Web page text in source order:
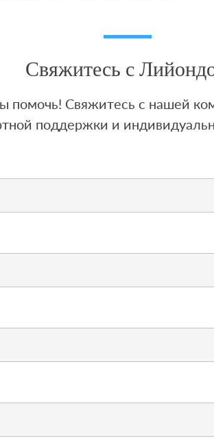
Свяжитесь с
помочь! Свяжитесь с нашей
поддержки и